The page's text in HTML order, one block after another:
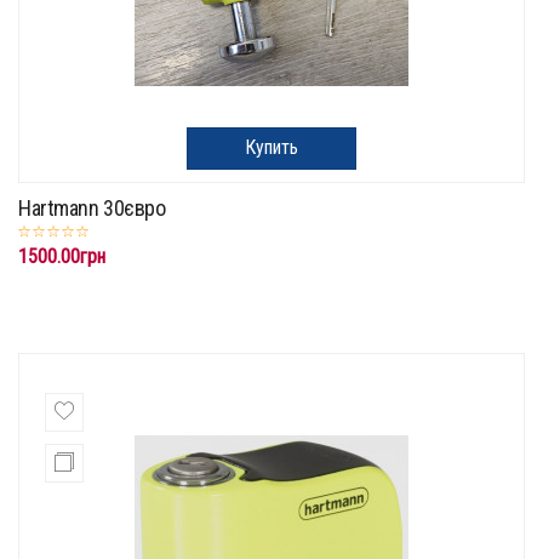
Купить
Hartmann 30євро
1500.00грн